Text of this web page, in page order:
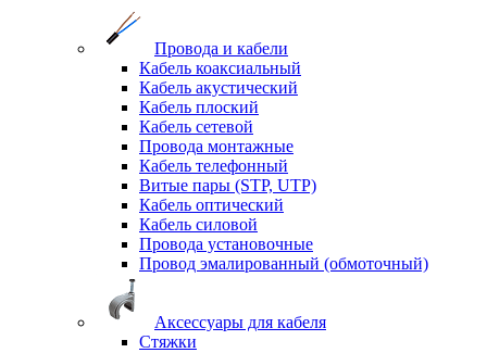
Провода и кабели
Кабель коаксиальный
Кабель акустический
Кабель плоский
Кабель сетевой
Провода монтажные
Кабель телефонный
Витые пары (STP, UTP)
Кабель оптический
Кабель силовой
Провода установочные
Провод эмалированный (обмоточный)
Аксессуары для кабеля
Стяжки